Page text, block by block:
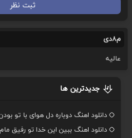
ثبت نظر
م۸دی
عالیه
جدیدترین ها
دانلود اهنگ دوباره دل هوای با تو
دانلود اهنگ ببین این خدا تو رفیق